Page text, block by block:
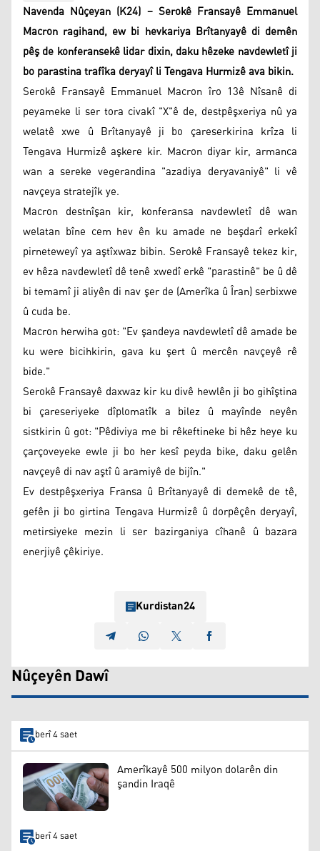
Navenda Nûçeyan (K24) – Serokê Fransayê Emmanuel
Macron ragihand, ew bi hevkariya Brîtanyayê di demên
pêş de konferansekê lidar dixin, daku hêzeke navdewletî ji
bo parastina trafîka deryayî li Tengava Hurmizê ava bikin.
Serokê Fransayê Emmanuel Macron îro 13ê Nîsanê di
peyameke li ser tora civakî "X"ê de, destpêşxeriya nû ya
welatê xwe û Brîtanyayê ji bo çareserkirina krîza li
Tengava Hurmizê aşkere kir. Macron diyar kir, armanca
wan a sereke vegerandina "azadiya deryavaniyê" li vê
navçeya stratejîk ye.
Macron destnîşan kir, konferansa navdewletî dê wan
welatan bîne cem hev ên ku amade ne beşdarî erkekî
pirneteweyî ya aştîxwaz bibin. Serokê Fransayê tekez kir,
ev hêza navdewletî dê tenê xwedî erkê "parastinê" be û dê
bi temamî ji aliyên di nav şer de (Amerîka û Îran) serbixwe
û cuda be.
Macron herwiha got: "Ev şandeya navdewletî dê amade be
ku were bicihkirin, gava ku şert û mercên navçeyê rê
bide."
Serokê Fransayê daxwaz kir ku divê hewlên ji bo gihîştina
bi çareseriyeke dîplomatîk a bilez û mayînde neyên
sistkirin û got: "Pêdiviya me bi rêkeftineke bi hêz heye ku
çarçoveyeke ewle ji bo her kesî peyda bike, daku gelên
navçeyê di nav aştî û aramiyê de bijîn."
Ev destpêşxeriya Fransa û Brîtanyayê di demekê de tê,
gefên ji bo girtina Tengava Hurmizê û dorpêçên deryayî,
metirsiyeke mezin li ser bazirganiya cîhanê û bazara
enerjiyê çêkiriye.
Kurdistan24
Nûçeyên Dawî
berî 4 saet
Amerîkayê 500 milyon dolarên din
şandin Iraqê
berî 4 saet